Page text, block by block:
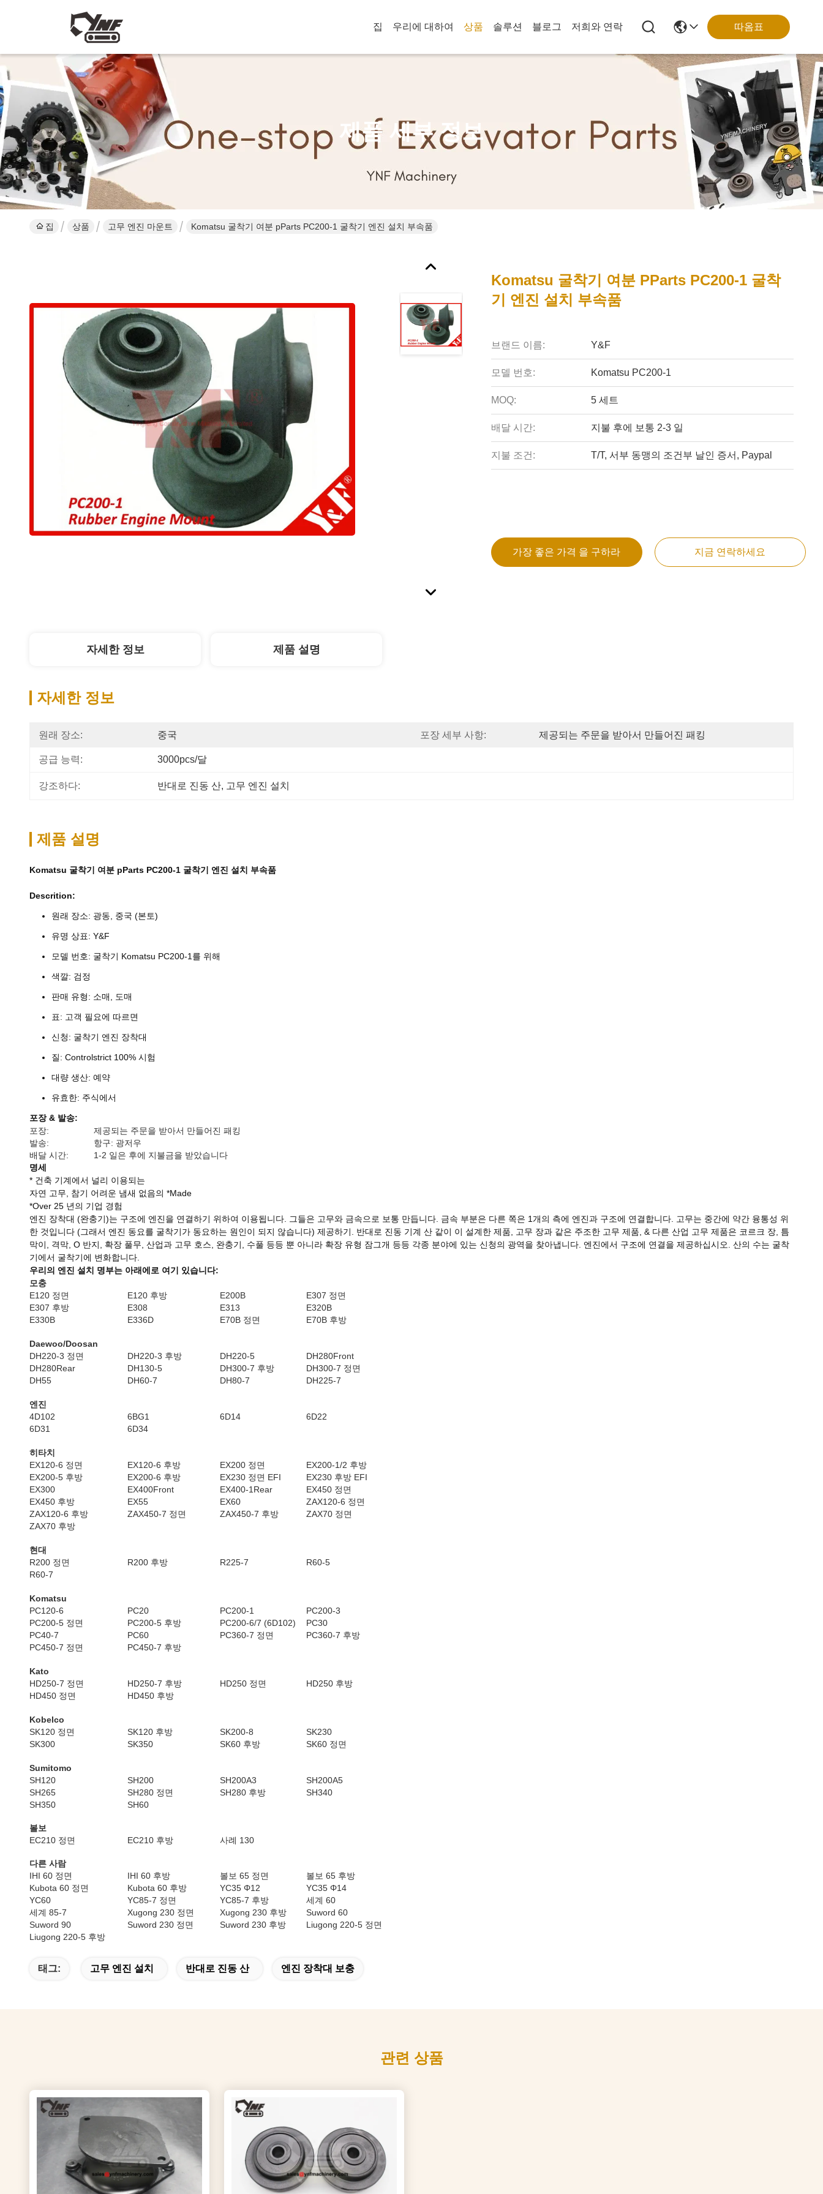
집 우리에 대하여 상품 솔루션 블로그 저희와 연락 따옴표
제품 세부 정보
집 상품 고무 엔진 마운트 Komatsu 굴착기 여분 pParts PC200-1 굴착기 엔진 설치 부속품
Komatsu 굴착기 여분 PParts PC200-1 굴착
기 엔진 설치 부속품
브랜드 이름: Y&F
모델 번호: Komatsu PC200-1
MOQ: 5 세트
배달 시간: 지불 후에 보통 2-3 일
지불 조건: T/T, 서부 동맹의 조건부 날인 증서, Paypal
가장 좋은 가격 을 구하라 지금 연락하세요
자세한 정보 제품 설명
자세한 정보
원래 장소: 중국 포장 세부 사항: 제공되는 주문을 받아서 만들어진 패킹
공급 능력: 3000pcs/달
강조하다: 반대로 진동 산, 고무 엔진 설치
제품 설명
Komatsu 굴착기 여분 pParts PC200-1 굴착기 엔진 설치 부속품
Descrition:
원래 장소: 광동, 중국 (본토)
유명 상표: Y&F
모델 번호: 굴착기 Komatsu PC200-1를 위해
색깔: 검정
판매 유형: 소매, 도매
표: 고객 필요에 따르면
신청: 굴착기 엔진 장착대
질: Controlstrict 100% 시험
대량 생산: 예약
유효한: 주식에서
포장 & 발송:
포장:
제공되는 주문을 받아서 만들어진 패킹
발송:
항구: 광저우
배달 시간:
1-2 일은 후에 지불금을 받았습니다
명세
* 건축 기계에서 널리 이용되는
자연 고무, 참기 어려운 냄새 없음의 *Made
*Over 25 년의 기업 경험
엔진 장착대 (완충기)는 구조에 엔진을 연결하기 위하여 이용됩니다. 그들은 고무와 금속으로 보통 만듭니다. 금속 부분은 다른 쪽은 1개의 측에 엔진과 구조에 연결합니다. 고무는 중간에 약간 융통성 위
한 것입니다 (그래서 엔진 동요를 굴착기가 동요하는 원인이 되지 않습니다) 제공하기. 반대로 진동 기계 산 같이 이 설계한 제품, 고무 장과 같은 주조한 고무 제품, & 다른 산업 고무 제품은 코르크 장, 틈
막이, 격막, O 반지, 확장 풀무, 산업과 고무 호스, 완충기, 수풀 등등 뿐 아니라 확장 유형 잠그개 등등 각종 분야에 있는 신청의 광역을 찾아냅니다. 엔진에서 구조에 연결을 제공하십시오. 산의 수는 굴착
기에서 굴착기에 변화합니다.
우리의 엔진 설치 명부는 아래에로 여기 있습니다:
모충
E120 정면
E120 후방 E200B
E307 정면
E307 후방
E308 E313
E320B
E330B
E336D E70B 정면 E70B 후방
Daewoo/Doosan
DH220-3 정면
DH220-3 후방 DH220-5
DH280Front
DH280Rear
DH130-5 DH300-7 후방
DH300-7 정면
DH55
DH60-7 DH80-7 DH225-7
엔진
4D102
6BG1 6D14
6D22
6D31
6D34
히타치
EX120-6 정면
EX120-6 후방 EX200 정면
EX200-1/2 후방
EX200-5 후방
EX200-6 후방 EX230 정면 EFI
EX230 후방 EFI
EX300
EX400Front EX400-1Rear
EX450 정면
EX450 후방
EX55 EX60
ZAX120-6 정면
ZAX120-6 후방
ZAX450-7 정면 ZAX450-7 후방
ZAX70 정면
ZAX70 후방
현대
R200 정면
R200 후방 R225-7
R60-5
R60-7
Komatsu
PC120-6
PC20 PC200-1
PC200-3
PC200-5 정면
PC200-5 후방 PC200-6/7 (6D102)
PC30
PC40-7
PC60 PC360-7 정면
PC360-7 후방
PC450-7 정면
PC450-7 후방
Kato
HD250-7 정면
HD250-7 후방 HD250 정면
HD250 후방
HD450 정면
HD450 후방
Kobelco
SK120 정면
SK120 후방 SK200-8
SK230
SK300
SK350 SK60 후방 SK60 정면
Sumitomo
SH120
SH200 SH200A3
SH200A5
SH265
SH280 정면 SH280 후방
SH340
SH350
SH60
볼보
EC210 정면
EC210 후방 사례 130
다른 사람
IHI 60 정면
IHI 60 후방 볼보 65 정면
볼보 65 후방
Kubota 60 정면
Kubota 60 후방 YC35 Φ12
YC35 Φ14
YC60
YC85-7 정면 YC85-7 후방
세계 60
세계 85-7
Xugong 230 정면 Xugong 230 후방
Suword 60
Suword 90
Suword 230 정면 Suword 230 후방
Liugong 220-5 정면
Liugong 220-5 후방
태그: 고무 엔진 설치 반대로 진동 산 엔진 장착대 보충
관련 상품